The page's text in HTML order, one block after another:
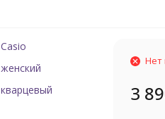
Casio
женский
кварцевый
Нет
3